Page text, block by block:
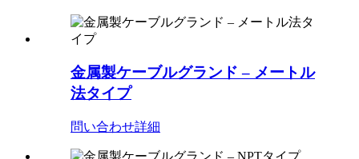
金属製ケーブルグランド – メートル
法タイプ
問い合わせ詳細